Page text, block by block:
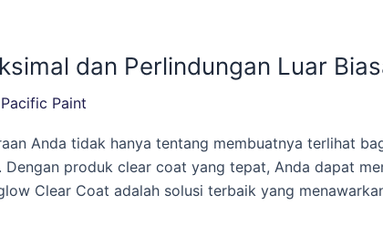
dan Perlindungan Luar
Pacific Paint
Anda tidak hanya tentang membuatnya terlihat
produk clear coat yang tepat, Anda dapat
Clear Coat adalah solusi terbaik yang